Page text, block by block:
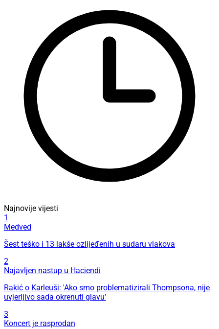
Najnovije vijesti
1
Medved
Šest teško i 13 lakše ozlijeđenih u sudaru vlakova
2
Najavljen nastup u Haciendi
Rakić o Karleuši: 'Ako smo problematizirali Thompsona, nije
uvjerljivo sada okrenuti glavu'
3
Koncert je rasprodan